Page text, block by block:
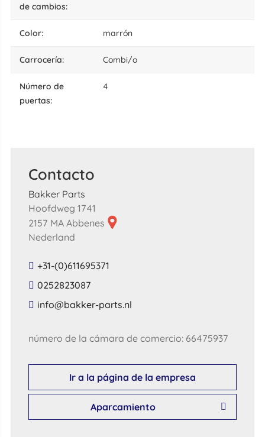
de cambios:
color: marrón
carrocería: Combi/o
número de
puertas:
4
Contacto
Bakker Parts
Hoofdweg 1741
2157 MA Abbenes
Nederland
+31-(0)611695371
0252823087
​info​@​bakker​-​parts​.​nl​
número de la cámara de comercio: 66475937
Ir a la página de la empresa
Aparcamiento